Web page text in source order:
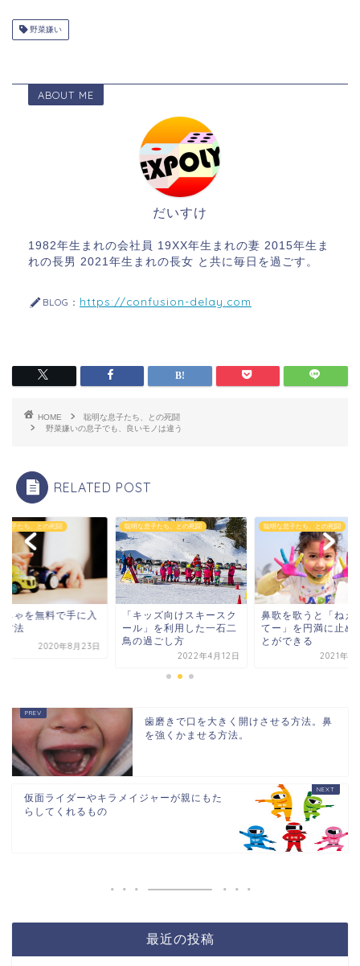
野菜嫌い
ABOUT ME
だいすけ
1982年生まれの会社員 19XX年生まれの妻 2015年生ま
れの長男 2021年生まれの長女 と共に毎日を過ごす。
BLOG： https://confusion-delay.com
HOME
聡明な息子たち、との死闘
野菜嫌いの息子でも、良いモノは違う
RELATED POST
息子たち、との死闘
ちゃを無料で手に入
方法
2020年8月23日
聡明な息子たち、との死闘
「キッズ向けスキースク
ール」を利用した一石二
鳥の過ごし方
2022年4月12日
聡明な息子たち、との死闘
鼻歌を歌うと「ねえ
てー」を円満に止め
とができる
2021年1
歯磨きで口を大きく開けさせる方法。鼻
を強くかませる方法。
仮面ライダーやキラメイジャーが親にもた
らしてくれるもの
最近の投稿